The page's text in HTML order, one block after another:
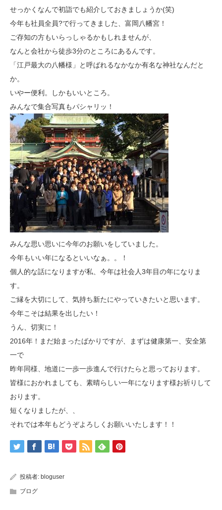
せっかくなんで初詣でも紹介しておきましょうか(笑)
今年も社員全員?で行ってきました、富岡八幡宮！
ご存知の方もいらっしゃるかもしれませんが、
なんと会社から徒歩3分のところにあるんです。
「江戸最大の八幡様」と呼ばれるなかなか有名な神社なんだと
か。
いやー便利。しかもいいところ。
みんなで集合写真もパシャリッ！
みんな思い思いに今年のお願いをしていました。
今年もいい年になるといいなぁ。。！
個人的な話になりますが私、今年は社会人3年目の年になりま
す。
ご縁を大切にして、気持ち新たにやっていきたいと思います。
今年こそは結果を出したい！
うん、切実に！
2016年！まだ始まったばかりですが、まずは健康第一、安全第
一で
昨年同様、地道に一歩一歩進んで行けたらと思っております。
皆様におかれましても、素晴らしい一年になります様お祈りして
おります。
短くなりましたが、、
それでは本年もどうぞよろしくお願いいたします！！
投稿者: bloguser
ブログ